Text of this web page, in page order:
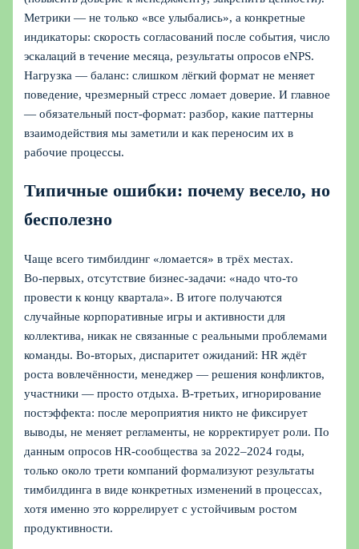
Метрики — не только «все улыбались», а конкретные
индикаторы: скорость согласований после события, число
эскалаций в течение месяца, результаты опросов eNPS.
Нагрузка — баланс: слишком лёгкий формат не меняет
поведение, чрезмерный стресс ломает доверие. И главное
— обязательный пост-формат: разбор, какие паттерны
взаимодействия мы заметили и как переносим их в
рабочие процессы.
Типичные ошибки: почему весело, но
бесполезно
Чаще всего тимбилдинг «ломается» в трёх местах.
Во‑первых, отсутствие бизнес-задачи: «надо что-то
провести к концу квартала». В итоге получаются
случайные корпоративные игры и активности для
коллектива, никак не связанные с реальными проблемами
команды. Во‑вторых, диспаритет ожиданий: HR ждёт
роста вовлечённости, менеджер — решения конфликтов,
участники — просто отдыха. В-третьих, игнорирование
постэффекта: после мероприятия никто не фиксирует
выводы, не меняет регламенты, не корректирует роли. По
данным опросов HR-сообщества за 2022–2024 годы,
только около трети компаний формализуют результаты
тимбилдинга в виде конкретных изменений в процессах,
хотя именно это коррелирует с устойчивым ростом
продуктивности.